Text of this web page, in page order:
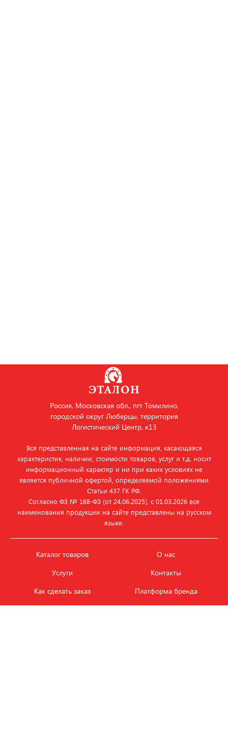
Россия, Московская обл., пгт Томилино,
городской округ Люберцы, территория
Логистический Центр, к13
Вся представленная на сайте информация, касающаяся
характеристик, наличии, стоимости товаров, услуг и т.д. носит
информационный характер и ни при каких условиях не
является публичной офертой, определяемой положениями
Статьи 437 ГК РФ.
Согласно ФЗ № 168‑ФЗ (от 24.06.2025), с 01.03.2026 все
наименования продукции на сайте представлены на русском
языке.
Каталог товаров
Услуги
Как сделать заказ
О нас
Контакты
Платформа бренда